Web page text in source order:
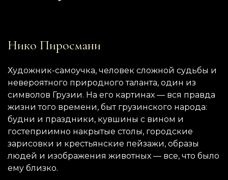
Нико Пиросмани
Художник-самоучка, человек сложной судьбы и
невероятного природного таланта, один из
символов Грузии. На его картинах — вся правда
жизни того времени, быт грузинского народа:
будни и праздники, кувшины с вином и
гостеприимно накрытые столы, городские
зарисовки и крестьянские пейзажи, образы
людей и изображения животных — все, что было
ему близко.